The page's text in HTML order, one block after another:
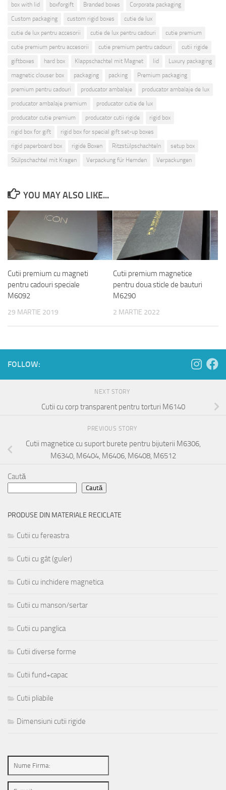
box with lid boxforgift Branded boxes
Corporate packaging
Custom packaging
custom rigid boxes
cutie de lux
cutie de lux pentru accesorii
cutie de lux pentru cadouri
cutie premium
cutie premium pentru accesorii
cutie premium pentru cadouri
cutii rigide
giftboxes
hard box Klappschachtel mit Magnet lid
Luxury packaging
magnetic clouser box
packaging packing
Premium packaging
premium pentru cadouri
producator ambalaje
producator ambalaje de lux
producator ambalaje premium
producator cutie de lux
producator cutie premium
producator cutii rigide
rigid box
rigid box for gift
rigid box for special gift set-up boxes
rigid paperboard box
rigide Boxen Ritzstülpschachteln
setup box
Stülpschachtel mit Kragen
Verpackung für Hemden Verpackungen
YOU MAY ALSO LIKE...
Cutii premium cu magneti
pentru cadouri speciale
M6092
29 MARTIE 2019
Cutii premium magnetice
pentru doua sticle de bauturi
M6290
2 MARTIE 2022
FOLLOW:
NEXT STORY
Cutii cu corp transparent pentru torturi M6140
PREVIOUS STORY
Cutii magnetice cu suport burete pentru bijuterii M6306,
M6340, M6404, M6406, M6408, M6512
Caută
Caută
PRODUSE DIN MATERIALE RECICLATE
Cutii cu fereastra
Cutii cu gât (guler)
Cutii cu inchidere magnetica
Cutii cu manson/sertar
Cutii cu panglica
Cutii diverse forme
Cutii fund+capac
Cutii pliabile
Dimensiuni cutii rigide